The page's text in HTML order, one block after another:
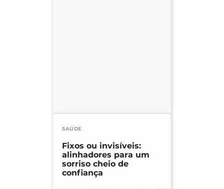
SAÚDE
Fixos ou invisíveis:
alinhadores para um
sorriso cheio de
confiança